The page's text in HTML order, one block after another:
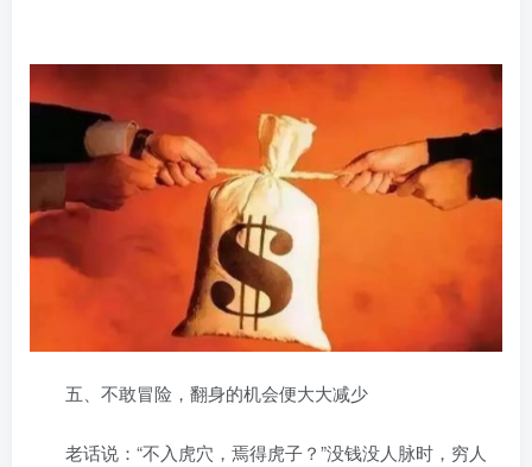
五、不敢冒险，翻身的机会便大大减少
老话说：“不入虎穴，焉得虎子？”没钱没人脉时，穷人